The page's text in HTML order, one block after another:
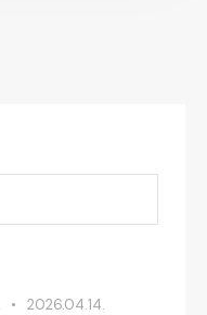
2026.04.14.